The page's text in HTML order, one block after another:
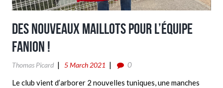
Des nouveaux maillots pour l’équipe
fanion !
Thomas Picard 5 March 2021
0
Le club vient d’arborer 2 nouvelles tuniques, une manches